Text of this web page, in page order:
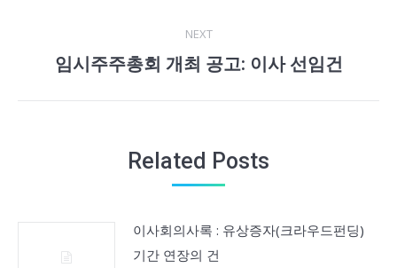
NEXT
Next
임시주주총회 개최 공고: 이사 선임건
Related Posts
이사회의사록 : 유상증자(크라우드펀딩)
기간 연장의 건